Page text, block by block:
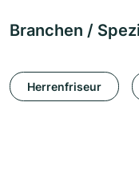
Branchen /
Herrenfriseur